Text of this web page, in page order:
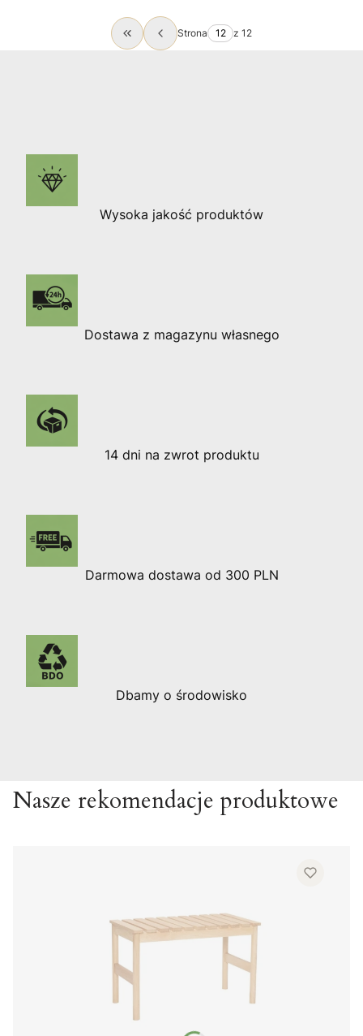
Wróć do pierwszej strony z produktami
Strona z 12
Wysoka jakość produktów
Dostawa z magazynu własnego
14 dni na zwrot produktu
Darmowa dostawa od 300 PLN
Dbamy o środowisko
Nasze rekomendacje produktowe